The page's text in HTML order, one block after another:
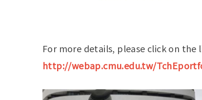
For more details, please click on the
http://webap.cmu.edu.tw/